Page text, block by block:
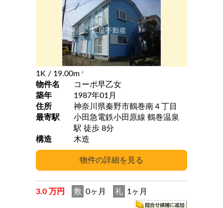
1K / 19.00m 2
物件名
コーポ早乙女
築年
1987年01月
住所
神奈川県秦野市鶴巻南４丁目
最寄駅
小田急電鉄小田原線 鶴巻温泉
駅 徒歩 8分
構造
木造
3.0 万円 敷 0ヶ月 礼 1ヶ月